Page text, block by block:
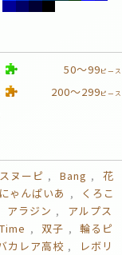
50～99ピース
200～299ピース
スヌーピ Bang
花
にゃんぱいあ
くろこ
アラジン
アルプス
双子
輪るピ
カレア高校
レボリ